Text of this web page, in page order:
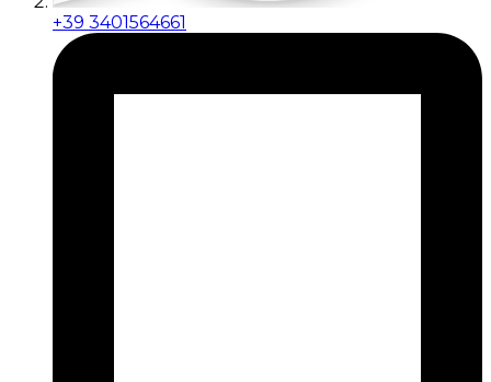
+39 3401564661